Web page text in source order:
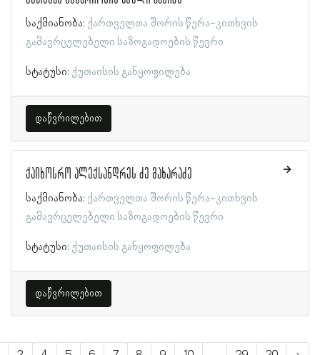
საქმიანობა: ქართველთა შორის წერა-კითხვის
გამავრცელებელი საზოგადოების წევრი
სტატუსი: ქუთაისის განყოფილება
დაწვრილებით
ქაიხოსრო ალექსანდრეს ძე მახარაძე
საქმიანობა: ქართველთა შორის წერა-კითხვის
გამავრცელებელი საზოგადოების წევრი
სტატუსი: ქუთაისის განყოფილება
დაწვრილებით